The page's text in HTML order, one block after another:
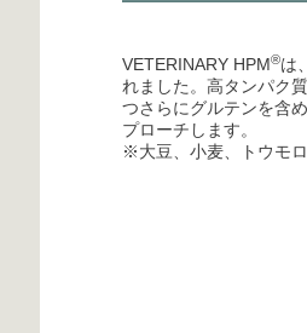
VETERINARY HPM®は
れました。高タンパク
つさらにグルテンを含
プローチします。
※大豆、小麦、トウモ